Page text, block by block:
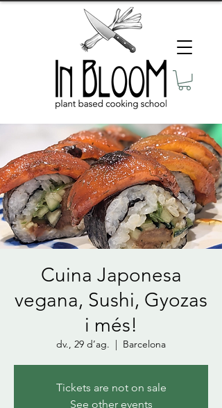
Cuina Japonesa
vegana, Sushi, Gyozas
i més!
dv., 29 d’ag.
  |
Barcelona
Tickets are not on sale
See other events